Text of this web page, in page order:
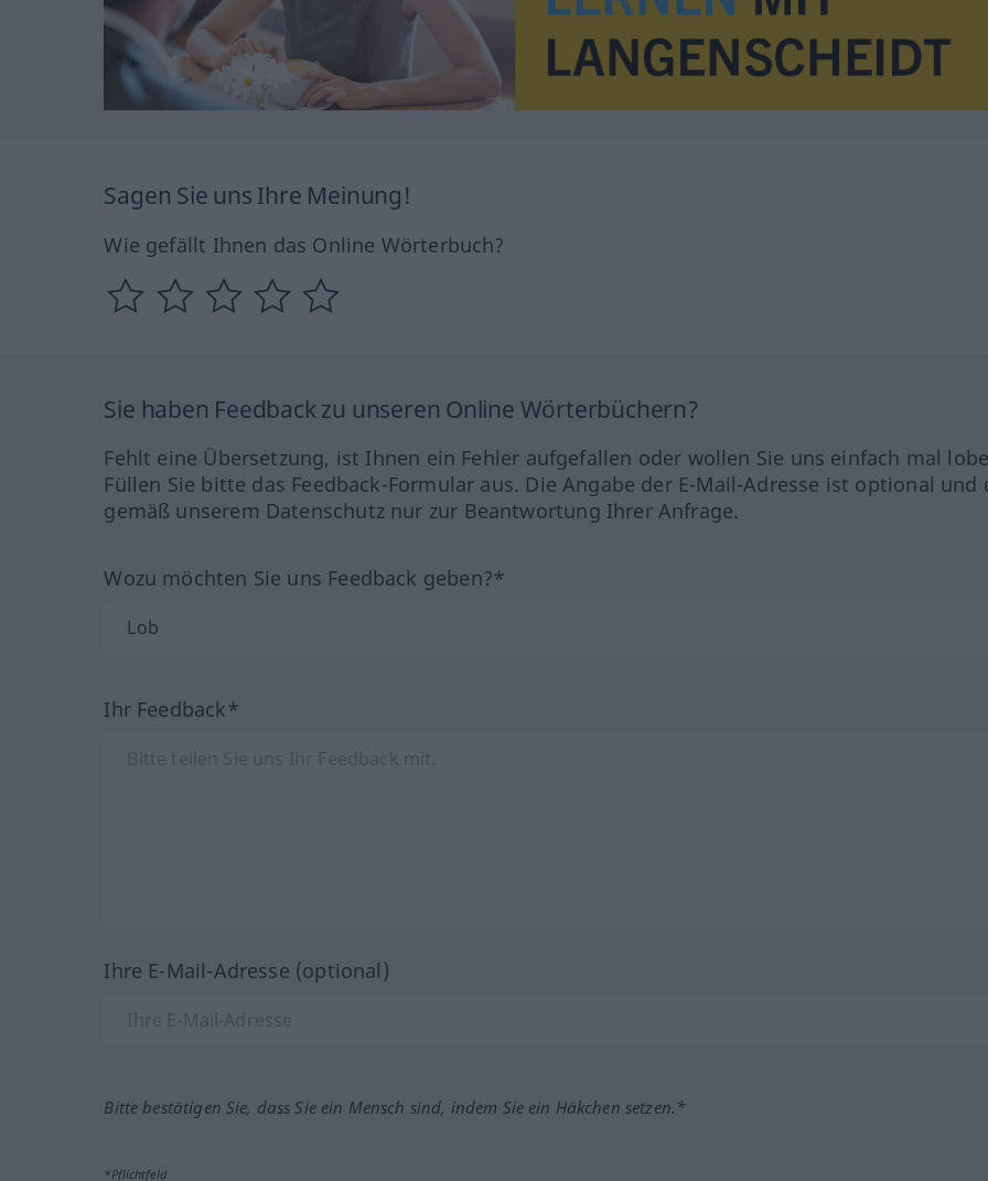
Sagen Sie uns Ihre Meinung!
Wie gefällt Ihnen das Online Wörterbuch?
Sie haben Feedback zu unseren Online Wörterbüchern?
Fehlt eine Übersetzung, ist Ihnen ein Fehler aufgefallen oder wollen Sie uns einfach mal
Füllen Sie bitte das Feedback-Formular aus. Die Angabe der E-Mail-Adresse ist optional und
gemäß unserem Datenschutz nur zur Beantwortung Ihrer Anfrage.
Wozu möchten Sie uns Feedback geben?*
Ihr Feedback*
Ihre E-Mail-Adresse (optional)
Bitte bestätigen Sie, dass Sie ein Mensch sind, indem Sie ein Häkchen setzen.*
*Pflichtfeld